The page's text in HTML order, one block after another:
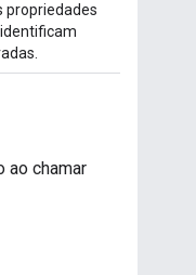
propriedades
identificam
ao chamar